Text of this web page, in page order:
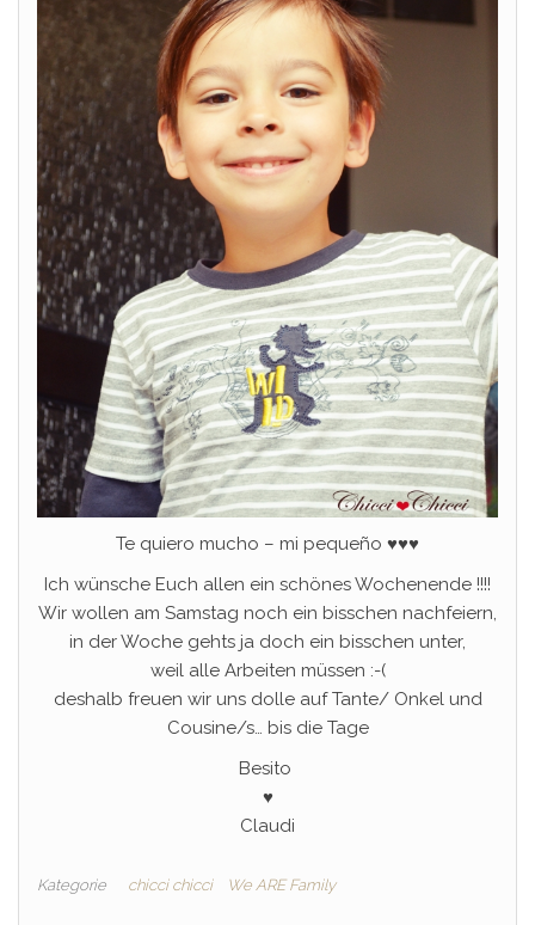
Te quiero mucho – mi pequeño ♥♥♥
Ich wünsche Euch allen ein schönes Wochenende !!!!
Wir wollen am Samstag noch ein bisschen nachfeiern,
in der Woche gehts ja doch ein bisschen unter,
weil alle Arbeiten müssen :-(
deshalb freuen wir uns dolle auf Tante/ Onkel und
Cousine/s… bis die Tage
Besito
♥
Claudi
Kategorie chicci chicci We ARE Family